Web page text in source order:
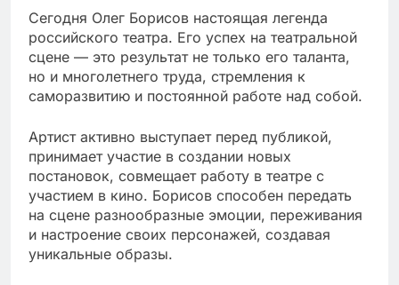
Сегодня Олег Борисов настоящая легенда
российского театра. Его успех на театральной
сцене — это результат не только его таланта,
но и многолетнего труда, стремления к
саморазвитию и постоянной работе над собой.
Артист активно выступает перед публикой,
принимает участие в создании новых
постановок, совмещает работу в театре с
участием в кино. Борисов способен передать
на сцене разнообразные эмоции, переживания
и настроение своих персонажей, создавая
уникальные образы.